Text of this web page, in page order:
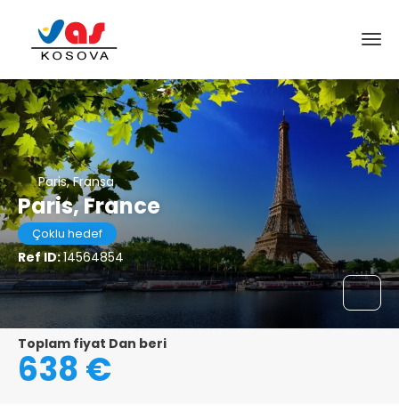
Paris, Fransa
Paris, France
Çoklu hedef
Ref ID:14564854
Toplam fiyat Dan beri
638 €